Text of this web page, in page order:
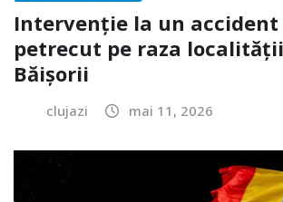
Intervenție la un
petrecut pe raza
Băișorii
clujazi mai 11, 2026